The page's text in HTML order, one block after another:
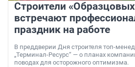
Строители
встречают
праздник на работе
В преддверии Дня строителя топ-
„Терминал-Ресурс“ — о планах
поводах для осторожного оптимизма.